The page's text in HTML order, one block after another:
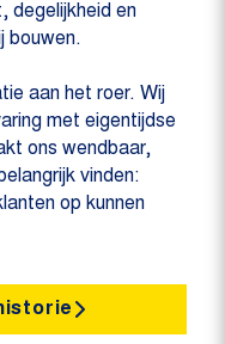
degelijkheid en
bouwen.
aan het roer. Wij
met eigentijdse
ons wendbaar,
vinden:
op kunnen